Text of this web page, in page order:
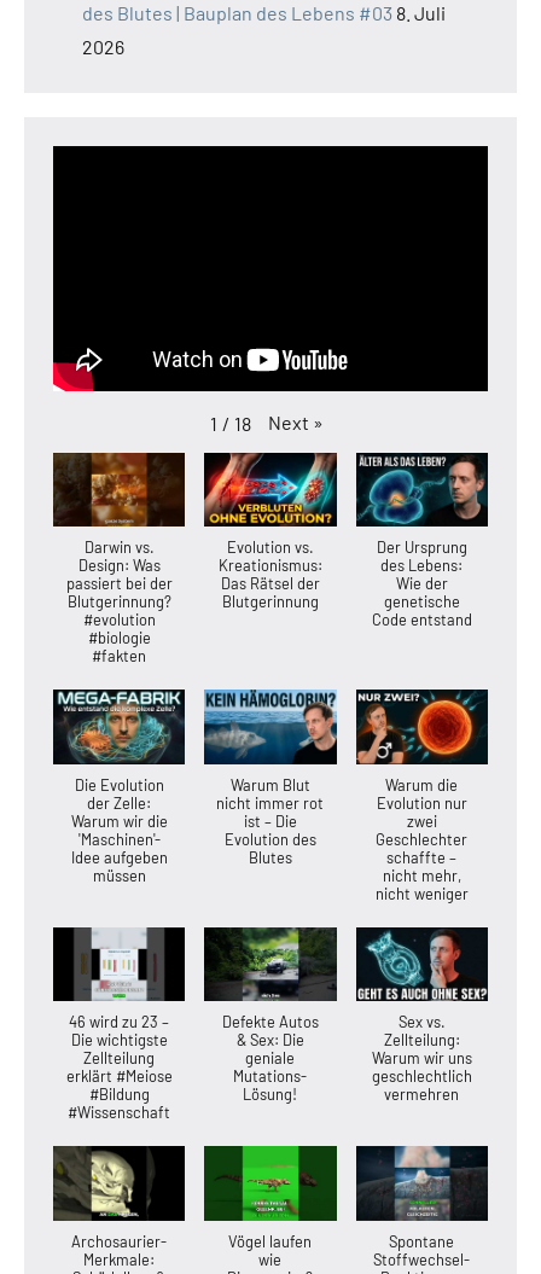
des Blutes | Bauplan des Lebens #03 8. Juli
2026
1 / 18 Next »
Darwin vs.
Design: Was
passiert bei der
Blutgerinnung?
#evolution
#biologie
#fakten
Evolution vs.
Kreationismus:
Das Rätsel der
Blutgerinnung
Der Ursprung
des Lebens:
Wie der
genetische
Code entstand
Die Evolution
der Zelle:
Warum wir die
'Maschinen'-
Idee aufgeben
müssen
Warum Blut
nicht immer rot
ist – Die
Evolution des
Blutes
Warum die
Evolution nur
zwei
Geschlechter
schaffte –
nicht mehr,
nicht weniger
46 wird zu 23 –
Die wichtigste
Zellteilung
erklärt #Meiose
#Bildung
#Wissenschaft
Defekte Autos
& Sex: Die
geniale
Mutations-
Lösung!
Sex vs.
Zellteilung:
Warum wir uns
geschlechtlich
vermehren
Archosaurier-
Merkmale:
Vögel laufen
wie
Spontane
Stoffwechsel-